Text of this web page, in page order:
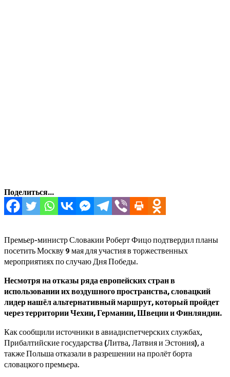
Поделиться...
Премьер-министр Словакии Роберт Фицо подтвердил планы
посетить Москву 9 мая для участия в торжественных
мероприятиях по случаю Дня Победы.
Несмотря на отказы ряда европейских стран в
использовании их воздушного пространства, словацкий
лидер нашёл альтернативный маршрут, который пройдет
через территории Чехии, Германии, Швеции и Финляндии.
Как сообщили источники в авиадиспетчерских службах,
Прибалтийские государства (Литва, Латвия и Эстония), а
также Польша отказали в разрешении на пролёт борта
словацкого премьера.